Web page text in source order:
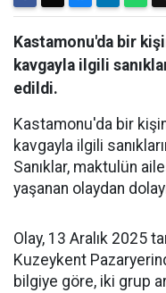
Kastamonu'da bir
kavgayla ilgili
edildi.
Kastamonu'da bir
kavgayla ilgili
Sanıklar, maktulün
yaşanan olaydan
Olay, 13 Aralık 2025
Kuzeykent
bilgiye göre, iki grup